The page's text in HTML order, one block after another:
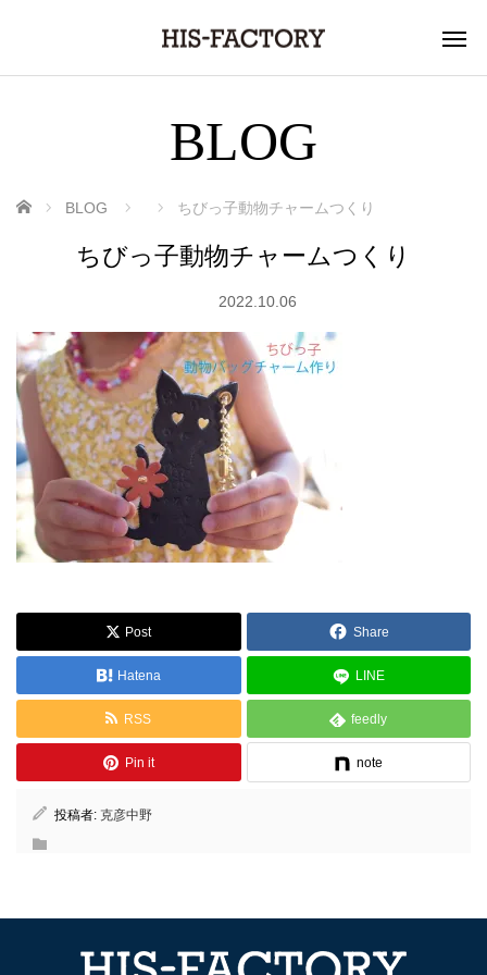
BLOG
ホーム BLOG ちびっ子動物チャームつくり
ちびっ子動物チャームつくり
2022.10.06
Post Share
Hatena LINE
RSS feedly
Pin it note
投稿者: 克彦中野